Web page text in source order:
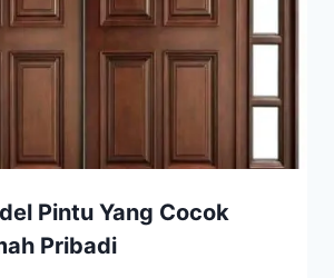
Pintu Yang Cocok
Pribadi